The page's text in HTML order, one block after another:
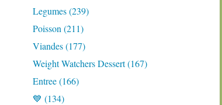
Legumes (239)
Poisson (211)
Viandes (177)
Weight Watchers Dessert (167)
Entree (166)
💙 (134)